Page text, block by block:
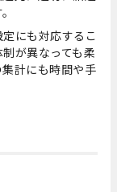
にも対応するこ
が異なっても柔
計にも時間や手